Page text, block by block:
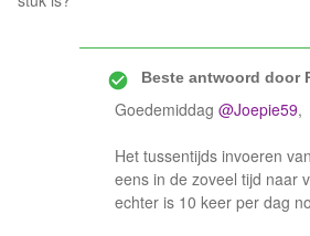
Beste antwoord door
Goedemiddag @Joepie59,
Het tussentijds invoeren
eens in de zoveel tijd naar
echter is 10 keer per dag